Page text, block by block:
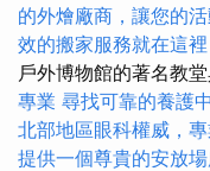
的外燴廠商，讓您的
效的搬家服務就在這裡
戶外博物館的著名教
專業 尋找可靠的養護
北部地區眼科權威，
提供一個尊貴的安放